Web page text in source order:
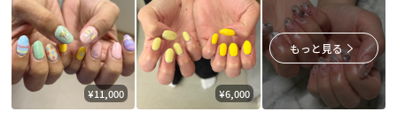
¥11,000 ¥6,000
もっと見る